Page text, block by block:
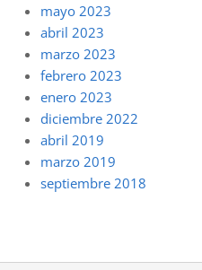
mayo 2023
abril 2023
marzo 2023
febrero 2023
enero 2023
diciembre 2022
abril 2019
marzo 2019
septiembre 2018